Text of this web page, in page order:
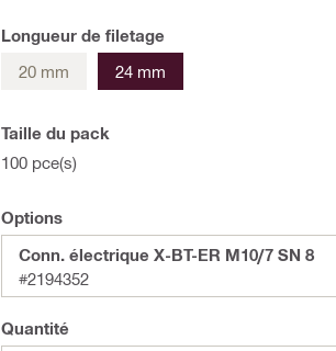
Longueur de filetage
20 mm
24 mm
Taille du pack
100 pce(s)
Options
Conn. électrique X-BT-ER M10/7 SN 8
#2194352
Quantité